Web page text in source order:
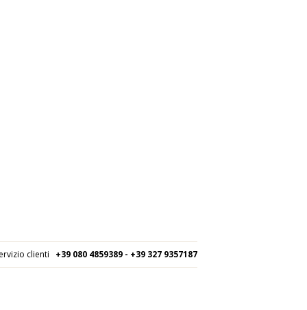
clienti +39 080 4859389 - +39 327 9357187